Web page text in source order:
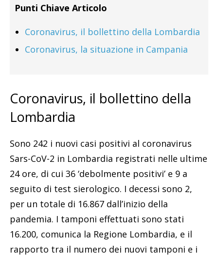
Punti Chiave Articolo
Coronavirus, il bollettino della Lombardia
Coronavirus, la situazione in Campania
Coronavirus, il bollettino della
Lombardia
Sono 242 i nuovi casi positivi al coronavirus
Sars-CoV-2 in Lombardia registrati nelle ultime
24 ore, di cui 36 ‘debolmente positivi’ e 9 a
seguito di test sierologico. I decessi sono 2,
per un totale di 16.867 dall’inizio della
pandemia. I tamponi effettuati sono stati
16.200, comunica la Regione Lombardia, e il
rapporto tra il numero dei nuovi tamponi e i